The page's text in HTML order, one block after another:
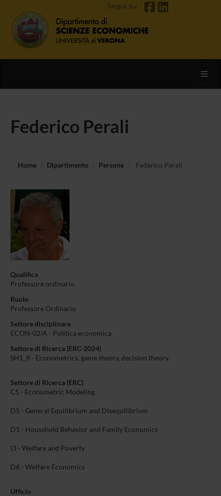
Segui su
Federico Perali
Home Dipartimento Persone Federico Perali
Qualifica
Professore ordinario
Ruolo
Professore Ordinario
Settore disciplinare
ECON-02/A - Politica economica
Settore di Ricerca (ERC-2024)
SH1_8 - Econometrics, game theory, decision theory
Settore di Ricerca (ERC)
C5 - Econometric Modeling
D5 - General Equilibrium and Disequilibrium
D1 - Household Behavior and Family Economics
I3 - Welfare and Poverty
D6 - Welfare Economics
Ufficio